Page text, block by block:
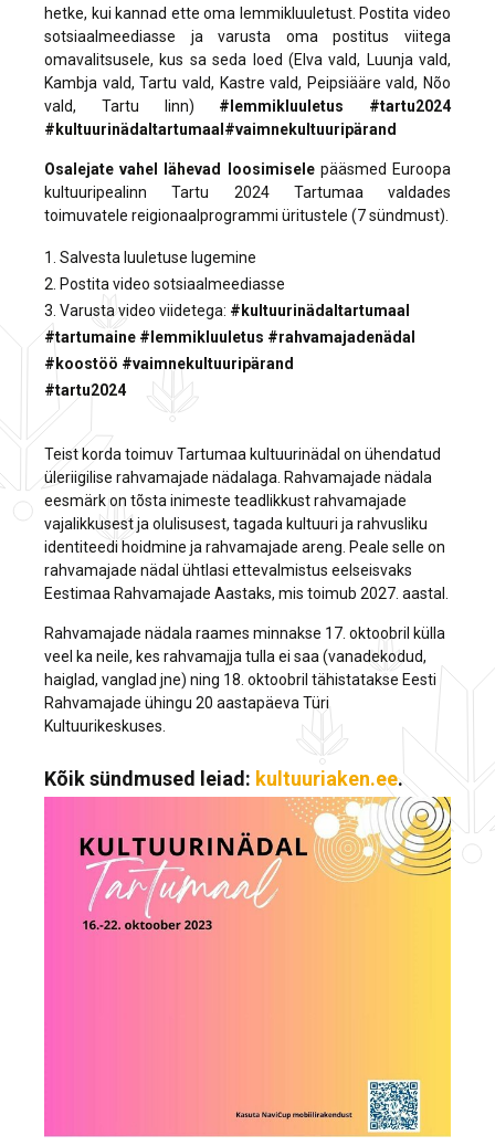
hetke, kui kannad ette oma lemmikluuletust. Postita video
sotsiaalmeediasse ja varusta oma postitus viitega
omavalitsusele, kus sa seda loed (Elva vald, Luunja vald,
Kambja vald, Tartu vald, Kastre vald, Peipsiääre vald, Nõo
vald, Tartu linn) #lemmikluuletus #tartu2024
#kultuurinädaltartumaal#vaimnekultuuripärand
Osalejate vahel lähevad loosimiselepääsmed Euroopa
kultuuripealinn Tartu 2024 Tartumaa valdades
toimuvatele reigionaalprogrammi üritustele (7 sündmust).
1. Salvesta luuletuse lugemine
2. Postita video sotsiaalmeediasse
3. Varusta video viidetega: #kultuurinädaltartumaal
#tartumaine #lemmikluuletus #rahvamajadenädal
#koostöö #vaimnekultuuripärand
#tartu2024
Teist korda toimuv Tartumaa kultuurinädal on ühendatud
üleriigilise rahvamajade nädalaga. Rahvamajade nädala
eesmärk on tõsta inimeste teadlikkust rahvamajade
vajalikkusest ja olulisusest, tagada kultuuri ja rahvusliku
identiteedi hoidmine ja rahvamajade areng. Peale selle on
rahvamajade nädal ühtlasi ettevalmistus eelseisvaks
Eestimaa Rahvamajade Aastaks, mis toimub 2027. aastal.
Rahvamajade nädala raames minnakse 17. oktoobril külla
veel ka neile, kes rahvamajja tulla ei saa (vanadekodud,
haiglad, vanglad jne) ning 18. oktoobril tähistatakse Eesti
Rahvamajade ühingu 20 aastapäeva Türi
Kultuurikeskuses.
Kõik sündmused leiad: kultuuriaken.ee.